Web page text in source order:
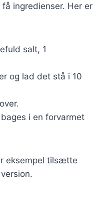
ingredienser. Her er
salt, 1
og lad det stå i 10
i en forvarmet
eksempel tilsætte